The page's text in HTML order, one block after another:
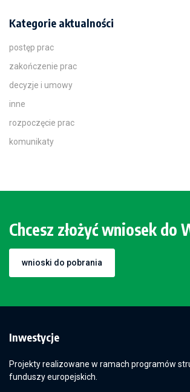
Kategorie aktualności
postęp prac
zakończenie prac
decyzje i umowy
inne
rozpoczęcie prac
komunikaty
Chcesz złożyć wniosek do
wnioski do pobrania
Inwestycje
Projekty realizowane w ramach programów
funduszy europejskich.